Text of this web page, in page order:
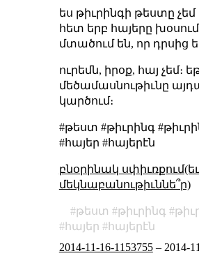
ես թիւրինգի թեստը չեմ
հետ երբ հայերը
մտածում են, որ դրսից
ուրեմն, իրօք, հայ չեմ։
մեծամասնութիւնը
կարծում։
#թեստ #թիւրինգ
#հայեր #հայերէն
բնօրինակ սփիւռքում(եւ
մեկնաբանութիւննե՞ր)
թեստ թիւրինգ
հայեր
հայերէն
2014-11-16-1153755– 2014-